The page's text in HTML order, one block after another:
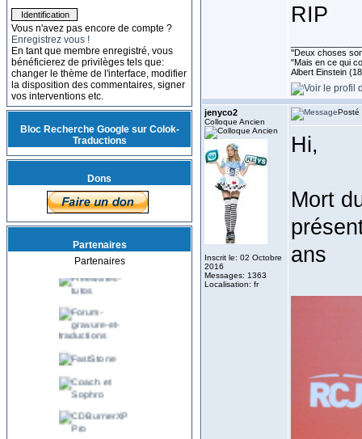
Vous n'avez pas encore de compte ?
Enregistrez vous !
En tant que membre enregistré, vous
bénéficierez de privilèges tels que:
changer le thème de l'interface, modifier
la disposition des commentaires, signer
vos interventions etc.
Bloc Recherche Google sur Colok-
Traductions
Dons
Partenaires
Partenaires
RIP
''Deux choses
"Mais en ce qui
Albert Einstein
jenyco2
Colloque Ancien
Inscrit le: 02 Octobre
2016
Messages: 1363
Localisation: fr
Posté
Hi,
Mort
ans